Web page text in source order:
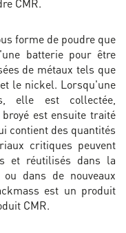
CMR.
forme de poudre que
batterie pour être
de métaux tels que
le nickel. Lorsqu'une
elle est collectée,
est ensuite traité
contient des quantités
critiques peuvent
et réutilisés dans la
dans de nouveaux
est un produit
CMR.